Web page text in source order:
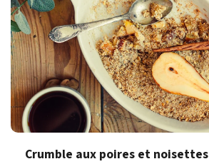
Crumble aux poires et noisettes